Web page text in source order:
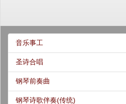
音乐事工
圣诗合唱
钢琴前奏曲
钢琴诗歌伴奏(传统)